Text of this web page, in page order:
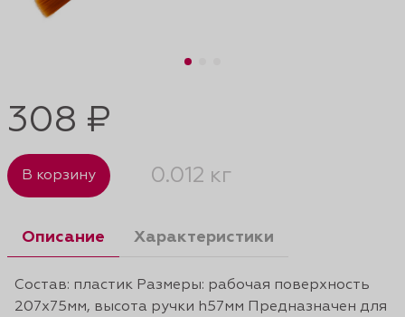
308 ₽
В корзину 0.012 кг
Описание Характеристики
Состав: пластик Размеры: рабочая поверхность
207х75мм, высота ручки h57мм Предназначен для